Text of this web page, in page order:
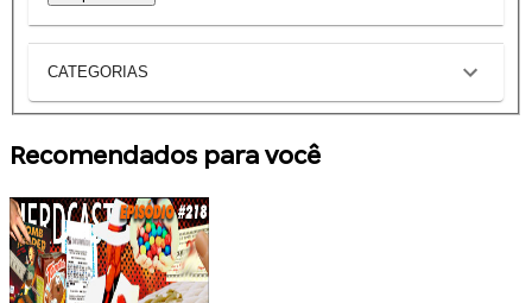
CATEGORIAS
Recomendados para você